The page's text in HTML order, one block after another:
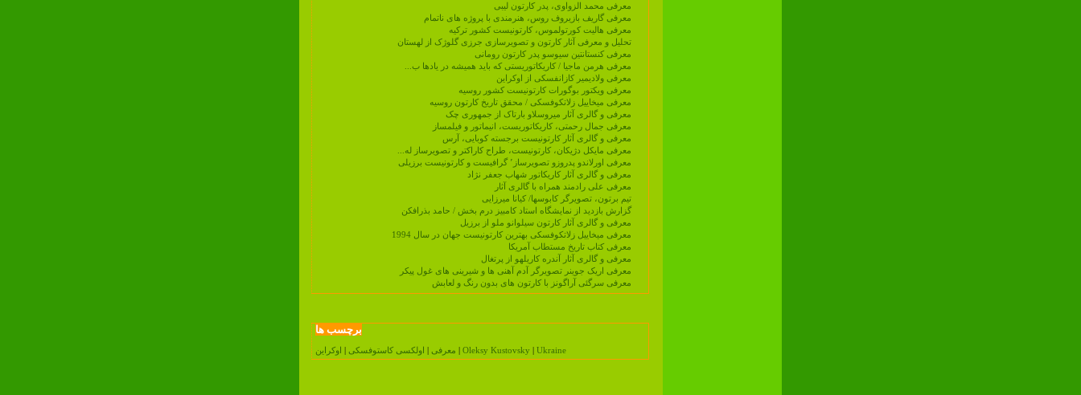
معرفی محمد الزواوی، پدر کارتون لیبی
معرفی گاریف بازیروف روس، هنرمندی با پروژه های ناتمام
معرفی هالیت کورتولموس، کارتونیست کشور ترکیه
تحلیل و معرفی آثار کارتون و تصویرسازی جرزی گلوژک از لهستان
معرفی کنستانتین سیوسو پدر کارتون رومانی
معرفی هرمن ماجیا / کاریکاتوریستی که باید همیشه در یادها ب...
معرفی ولادیمیر کازانفسکی از اوکراین
معرفی ویکتور بوگورات کارتونیست کشور روسیه
معرفی میخاییل زلاتکوفسکی / محقق تاریخ کارتون روسیه
معرفی و گالری آثار میروسلاو بارتاک از جمهوری چک
معرفی جمال رحمتی، کاریکاتوریست، انیماتور و فیلمساز
معرفی و گالری آثار کارتونیست برجسته کوبایی، آرس
معرفی مایکل دژیکان، کارتونیست، طراح کاراکتر و تصویرساز له...
معرفی اورلاندو پدروزو تصویرساز٬ گرافیست و کارتونیست برزیلی
معرفی و گالری آثار کاریکاتور شهاب جعفر نژاد
معرفی علی رادمند همراه با گالری آثار
تيم برتون، تصويرگر كابوسها/ کیانا میرزایی
گزارش بازديد از نمايشگاه استاد كامبيز درم بخش / حامد بذرافکن
معرفی و گالری آثار کارتون سیلوانو ملو از برزیل
معرفی میخاییل زلاتکوفسکی بهترین کارتونیست جهان در سال 1994
معرفی کتاب تاریخ مستطاب آمریکا
معرفی و گالری آثار آندره کاریلهو از پرتغال
معرفی اریک جوینر تصویرگر آدم آهنی ها و شیرینی های غول پیکر
معرفی سرگئی آراگونز با کارتون های بدون رنگ و لعابش
برچسب ها
معرفی اولکسی کاستوفسکی Oleksy Kustovsky Ukraine